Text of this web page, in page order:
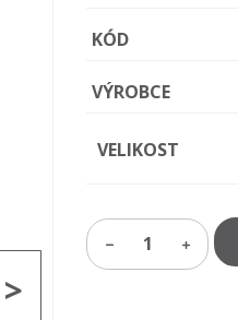
>
KÓD
VÝROBCE
VELIKOST
1